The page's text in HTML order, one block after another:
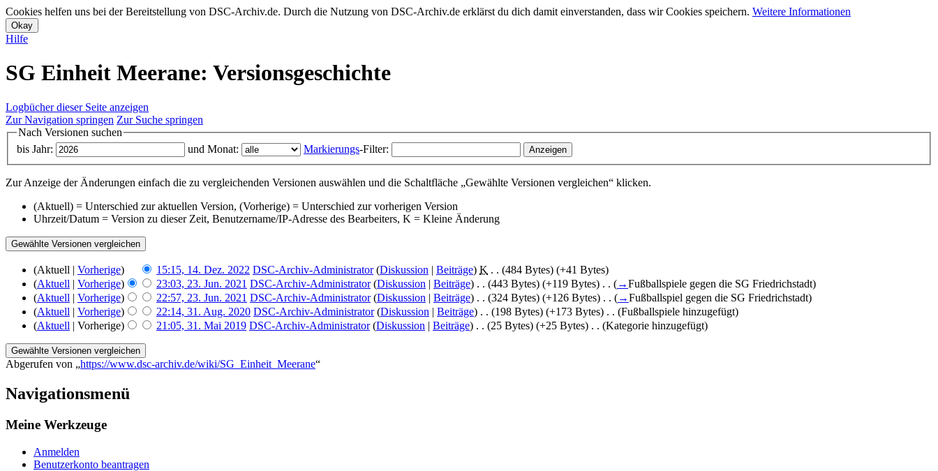
Cookies helfen uns bei der Bereitstellung von DSC-Archiv.de. Durch die Nutzung von DSC-Archiv.de erklärst du dich damit einverstanden, dass wir Cookies speichern. Weitere Informationen
Hilfe
SG Einheit Meerane: Versionsgeschichte
Logbücher dieser Seite anzeigen
Zur Navigation springen Zur Suche springen
Nach Versionen suchen
bis Jahr:
und Monat: Markierungs-Filter:
Zur Anzeige der Änderungen einfach die zu vergleichenden Versionen auswählen und die Schaltfläche „Gewählte Versionen vergleichen“ klicken.
(Aktuell) = Unterschied zur aktuellen Version, (Vorherige) = Unterschied zur vorherigen Version
Uhrzeit/Datum = Version zu dieser Zeit, Benutzername/IP-Adresse des Bearbeiters, K = Kleine Änderung
(Aktuell | Vorherige) 15:15, 14. Dez. 2022 DSC-Archiv-Administrator (Diskussion Beiträge) K . . (484 Bytes) (+41 Bytes)
(Aktuell Vorherige) 23:03, 23. Jun. 2021 DSC-Archiv-Administrator (Diskussion Beiträge) . . (443 Bytes) (+119 Bytes) . . (→Fußballspiele gegen die SG Friedrichstadt)
(Aktuell Vorherige) 22:57, 23. Jun. 2021 DSC-Archiv-Administrator (Diskussion Beiträge) . . (324 Bytes) (+126 Bytes) . . (→Fußballspiel gegen die SG Friedrichstadt)
(Aktuell Vorherige) 22:14, 31. Aug. 2020 DSC-Archiv-Administrator (Diskussion Beiträge) . . (198 Bytes) (+173 Bytes) . . (Fußballspiele hinzugefügt)
(Aktuell | Vorherige) 21:05, 31. Mai 2019 DSC-Archiv-Administrator (Diskussion Beiträge) . . (25 Bytes) (+25 Bytes) . . (Kategorie hinzugefügt)
Abgerufen von „https://www.dsc-archiv.de/wiki/SG_Einheit_Meerane“
Navigationsmenü
Meine Werkzeuge
Anmelden
Benutzerkonto beantragen